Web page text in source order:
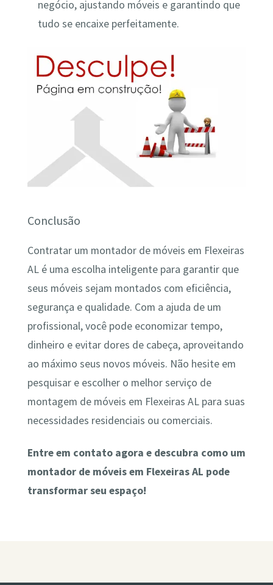
negócio, ajustando móveis e garantindo que
tudo se encaixe perfeitamente.
Conclusão
Contratar um montador de móveis em Flexeiras
AL é uma escolha inteligente para garantir que
seus móveis sejam montados com eficiência,
segurança e qualidade. Com a ajuda de um
profissional, você pode economizar tempo,
dinheiro e evitar dores de cabeça, aproveitando
ao máximo seus novos móveis. Não hesite em
pesquisar e escolher o melhor serviço de
montagem de móveis em Flexeiras AL para suas
necessidades residenciais ou comerciais.
Entre em contato agora e descubra como um
montador de móveis em Flexeiras AL pode
transformar seu espaço!